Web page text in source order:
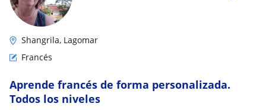
Shangrila, Lagomar
Francés
Aprende francés de forma personalizada.
Todos los niveles